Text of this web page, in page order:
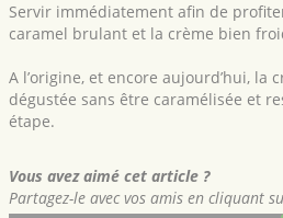
Servir immédiatement afin de
caramel brulant et la crème bien
A l’origine, et encore aujourd’hui, la
dégustée sans être caramélisée et
étape.
Vous avez aimé cet article ?
Partagez-le avec vos amis en cliquant